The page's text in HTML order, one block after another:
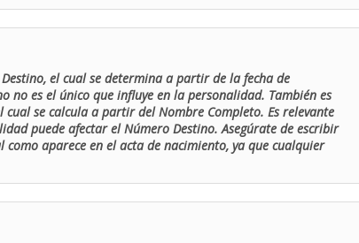
el cual se determina a partir de la fecha de
no es el único que influye en la personalidad. También es
se calcula a partir del Nombre Completo. Es relevante
puede afectar el Número Destino. Asegúrate de escribir
aparece en el acta de nacimiento, ya que cualquier